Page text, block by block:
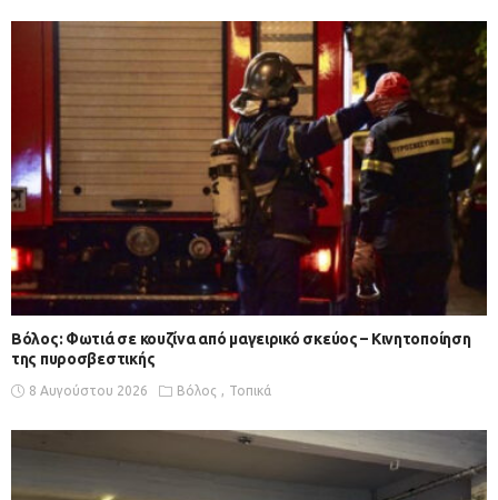
Βόλος: Φωτιά σε κουζίνα από μαγειρικό σκεύος – Κινητοποίηση
της πυροσβεστικής
8 Αυγούστου 2026 Βόλος Τοπικά